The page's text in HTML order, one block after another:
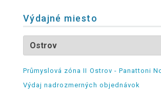
Výdajné miesto
Průmyslová zóna II Ostrov - Panattoni
Výdaj nadrozmerných objednávok